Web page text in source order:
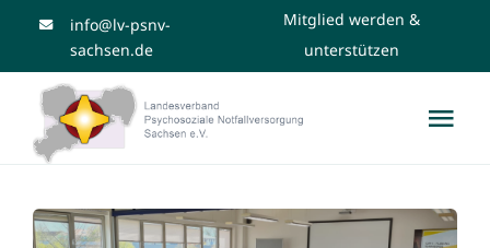
content
info@lv-psnv-
sachsen.de
Mitglied werden &
unterstützen